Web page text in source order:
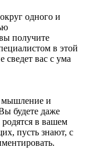
одного и
получите
в этой
сведет вас с ума
мышление и
будете даже
в вашем
пусть знают, с